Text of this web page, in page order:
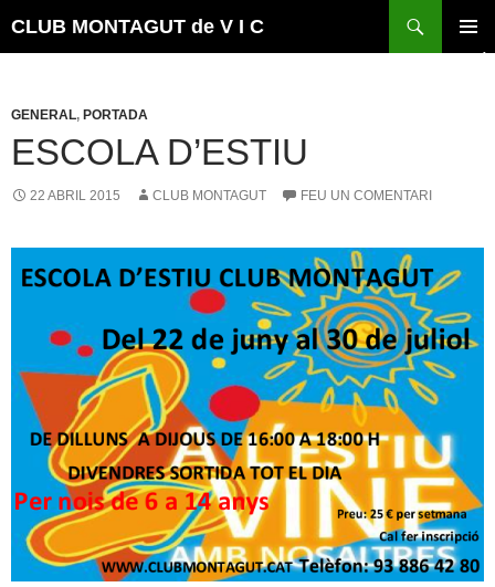
CLUB MONTAGUT de V I C
GENERAL, PORTADA
ESCOLA D’ESTIU
22 ABRIL 2015 CLUB MONTAGUT FEU UN COMENTARI